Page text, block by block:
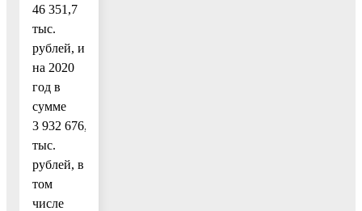
46 351,7
тыс.
рублей, и
на 2020
год в
сумме
3 932 676,4
тыс.
рублей, в
том
числе